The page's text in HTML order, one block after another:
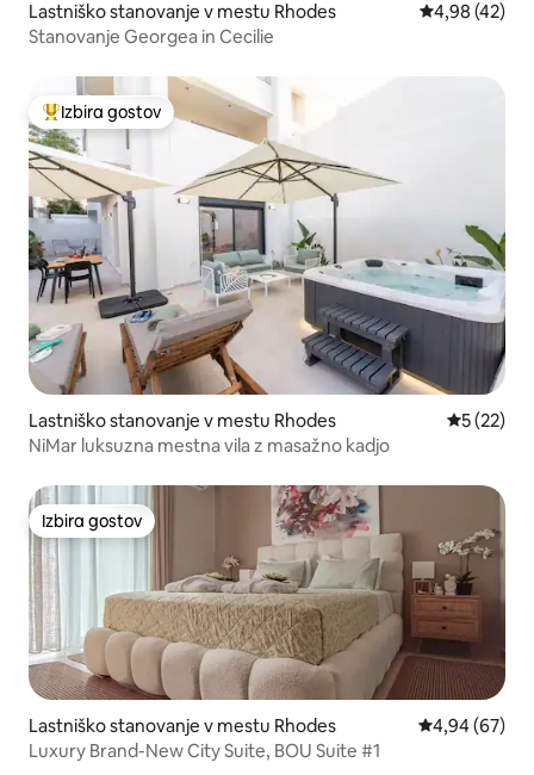
Lastniško stanovanje v mestu Rhodes Povprečna
4,98 (42)
Stanovanje Georgea in Cecilie
Najbolj priljubljena prenočišča z značko »Izbira gostov«
Izbira gostov
Lastniško stanovanje v mestu Rhodes
5 (22)
NiMar luksuzna mestna vila z masažno kadjo
Izbira gostov
Izbira gostov
Lastniško stanovanje v mestu Rhodes Povprečna
4,94 (67)
Luxury Βrand-Νew City Suite, BOU Suite #1